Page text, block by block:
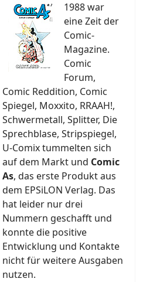
1988 war
eine Zeit der
Comic-
Magazine.
Comic
Forum,
Comic Reddition, Comic
Spiegel, Moxxito, RRAAH!,
Schwermetall, Splitter, Die
Sprechblase, Stripspiegel,
U-Comix tummelten sich
auf dem Markt und Comic
As, das erste Produkt aus
dem EPSiLON Verlag. Das
hat leider nur drei
Nummern geschafft und
konnte die positive
Entwicklung und Kontakte
nicht für weitere Ausgaben
nutzen.